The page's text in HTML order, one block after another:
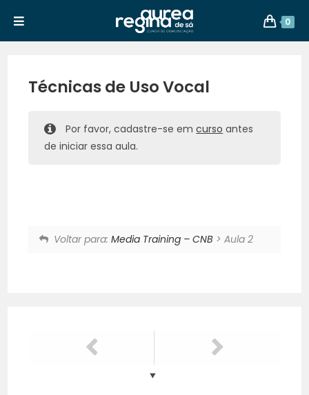
0
Técnicas de Uso Vocal
Por favor, cadastre-se emcurso antes
de iniciar essa aula.
Voltar para: Media Training – CNB> Aula 2